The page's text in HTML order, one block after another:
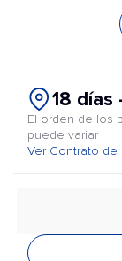
18 días
El orden de los
puede variar
Ver Contrato de